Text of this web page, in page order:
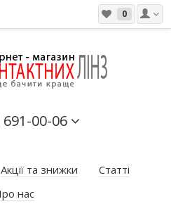
0
691-00-06
Акції та знижки
Статті
нас